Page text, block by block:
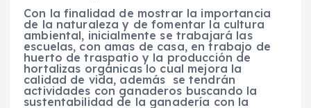
Con la finalidad de mostrar la importancia
de la naturaleza y de fomentar la cultura
ambiental, inicialmente se trabajará las
escuelas, con amas de casa, en trabajo de
huerto de traspatio y la producción de
hortalizas orgánicas lo cual mejora la
calidad de vida, además se tendrán
actividades con ganaderos buscando la
sustentabilidad de la ganadería con la